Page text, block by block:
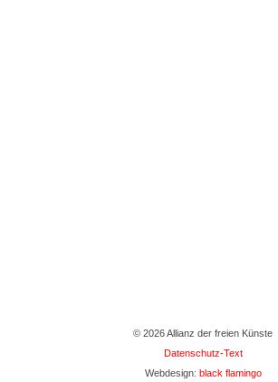
© 2026 Allianz der freien Künste
Datenschutz-Text
Webdesign: black flamingo